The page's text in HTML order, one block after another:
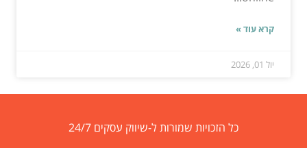
קרא עוד »
יול 01, 2026
כל הזכויות שמורות ל-שיווק עסקים 24/7